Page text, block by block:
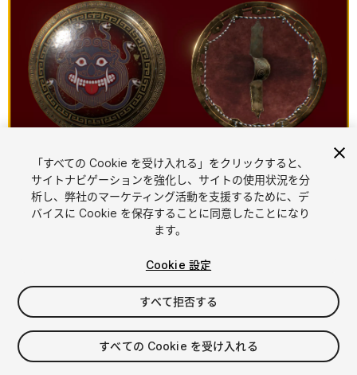
1 /6
$10
消費税は決済時に計算されます
「すべての Cookie を受け入れる」をクリックすると、
サイトナビゲーションを強化し、サイトの使用状況を分
析し、弊社のマーケティング活動を支援するために、デ
バイスに Cookie を保存することに同意したことになり
ます。
Cookie 設定
すべて拒否する
すべての Cookie を受け入れる